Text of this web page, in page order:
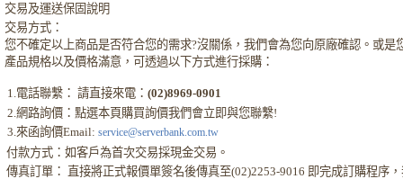
交易及運送保固說明
交易方式：
您不確定以上商品是否符合您的需求?沒關係，我們會為您向原廠確認。或
產品規格以及價格滿意，可透過以下方式進行採購：
1.電話聯繫： 請直接來電：(02)8969-0901
2.網路詢價：點選本頁購買詢價我們會立即與您聯繫!
3.來函詢價Email: service@serverbank.com.tw
付款方式：如客戶為首次交易採現金交易。
傳真訂單： 直接將正式報價單簽名後傳真至(02)2253-9016 即完成訂購程序